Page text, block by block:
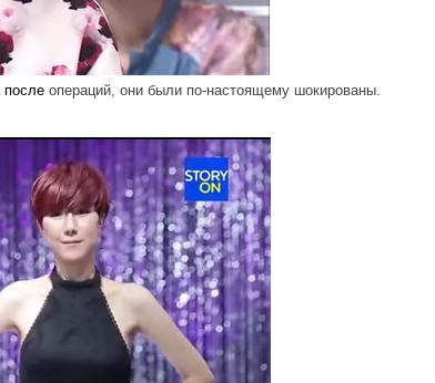
после операций, они были по-настоящему шокированы.